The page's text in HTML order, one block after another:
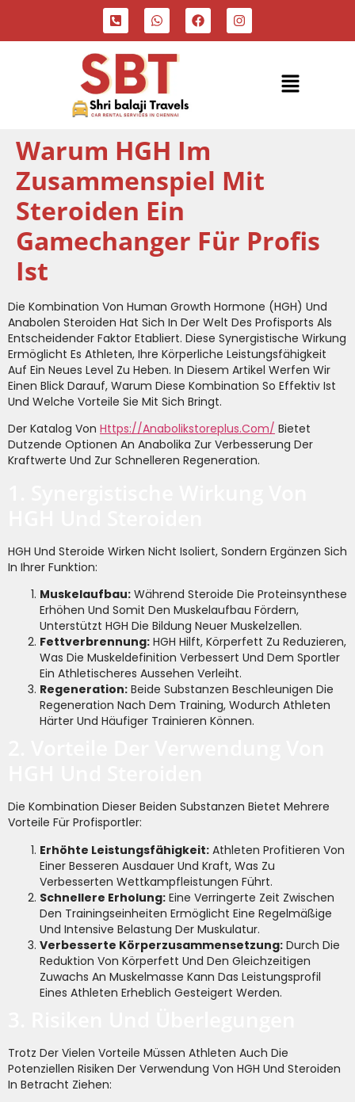
Warum HGH Im
Zusammenspiel Mit
Steroiden Ein
Gamechanger Für Profis
Ist
Die Kombination Von Human Growth Hormone (HGH) Und
Anabolen Steroiden Hat Sich In Der Welt Des Profisports Als
Entscheidender Faktor Etabliert. Diese Synergistische Wirkung
Ermöglicht Es Athleten, Ihre Körperliche Leistungsfähigkeit
Auf Ein Neues Level Zu Heben. In Diesem Artikel Werfen Wir
Einen Blick Darauf, Warum Diese Kombination So Effektiv Ist
Und Welche Vorteile Sie Mit Sich Bringt.
Der Katalog Von Https://anabolikstoreplus.com/ Bietet
Dutzende Optionen An Anabolika Zur Verbesserung Der
Kraftwerte Und Zur Schnelleren Regeneration.
HGH Und Steroide Wirken Nicht Isoliert, Sondern Ergänzen Sich
In Ihrer Funktion:
Muskelaufbau: Während Steroide Die Proteinsynthese
Erhöhen Und Somit Den Muskelaufbau Fördern,
Unterstützt HGH Die Bildung Neuer Muskelzellen.
Fettverbrennung: HGH Hilft, Körperfett Zu Reduzieren,
Was Die Muskeldefinition Verbessert Und Dem Sportler
Ein Athletischeres Aussehen Verleiht.
Regeneration: Beide Substanzen Beschleunigen Die
Regeneration Nach Dem Training, Wodurch Athleten
Härter Und Häufiger Trainieren Können.
Die Kombination Dieser Beiden Substanzen Bietet Mehrere
Vorteile Für Profisportler:
Erhöhte Leistungsfähigkeit: Athleten Profitieren Von
Einer Besseren Ausdauer Und Kraft, Was Zu
Verbesserten Wettkampfleistungen Führt.
Schnellere Erholung: Eine Verringerte Zeit Zwischen
Den Trainingseinheiten Ermöglicht Eine Regelmäßige
Und Intensive Belastung Der Muskulatur.
Verbesserte Körperzusammensetzung: Durch Die
Reduktion Von Körperfett Und Den Gleichzeitigen
Zuwachs An Muskelmasse Kann Das Leistungsprofil
Eines Athleten Erheblich Gesteigert Werden.
Trotz Der Vielen Vorteile Müssen Athleten Auch Die
Potenziellen Risiken Der Verwendung Von HGH Und Steroiden
In Betracht Ziehen: